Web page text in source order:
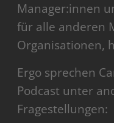
Manager:innen
für alle anderen
Organisationen,
Ergo sprechen
Podcast unter
Fragestellungen: